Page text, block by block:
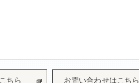
ちら お問い合わせはこちら